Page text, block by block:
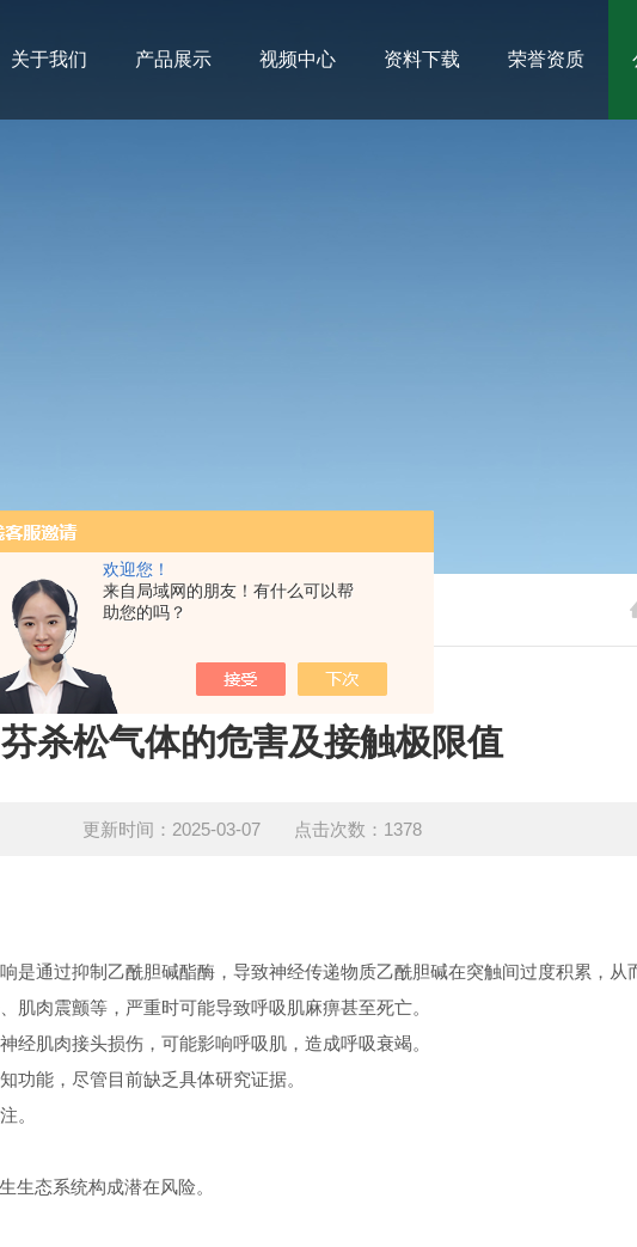
欢迎您！
来自局域网的朋友！有什么可以帮
助您的吗？
关于我们 产品展示 视频中心 资料下载 荣誉资质
章
芬杀松气体的危害及接触极限值
更新时间：2025-03-07 点击次数：1378
通过抑制乙酰胆碱酯酶，导致神经传递物质乙酰胆碱在突触间过度积累，从
肉震颤等，严重时可能导致呼吸肌麻痹甚至死亡。
肌肉接头损伤，可能影响呼吸肌，造成呼吸衰竭。
功能，尽管目前缺乏具体研究证据。
。
生态系统构成潜在风险。